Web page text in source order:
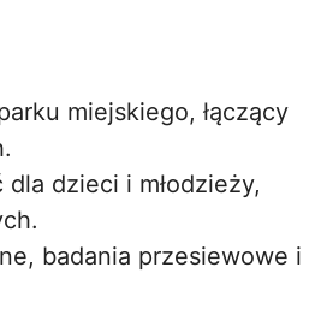
miejskiego, łączący
dzieci i młodzieży,
badania przesiewowe i